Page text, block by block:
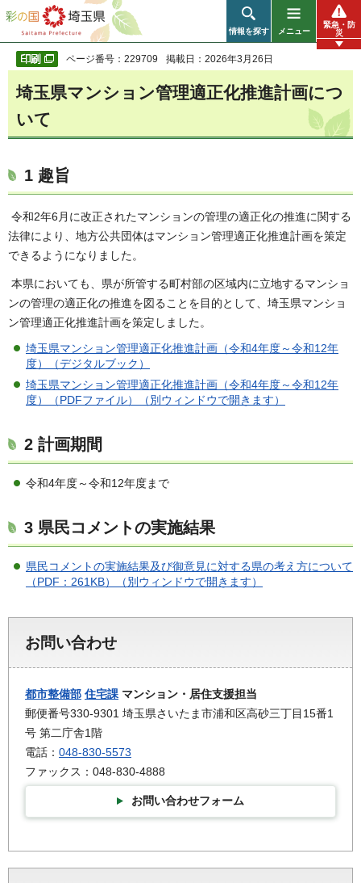
彩の国 埼玉県
情報を探す メニュー
緊急・防
災
ページ番号：229709 掲載日：2026年3月26日
埼玉県マンション管理適正化推進計画につ
いて
1 趣旨
令和2年6月に改正されたマンションの管理の適正化の推進に関する
法律により、地方公共団体はマンション管理適正化推進計画を策定
できるようになりました。
本県においても、県が所管する町村部の区域内に立地するマンショ
ンの管理の適正化の推進を図ることを目的として、埼玉県マンショ
ン管理適正化推進計画を策定しました。
埼玉県マンション管理適正化推進計画（令和4年度～令和12年
度）（デジタルブック）
埼玉県マンション管理適正化推進計画（令和4年度～令和12年
度）（PDFファイル）（別ウィンドウで開きます）
2 計画期間
令和4年度～令和12年度まで
3 県民コメントの実施結果
県民コメントの実施結果及び御意見に対する県の考え方について
（PDF：261KB）（別ウィンドウで開きます）
お問い合わせ
都市整備部 住宅課 マンション・居住支援担当
郵便番号330-9301 埼玉県さいたま市浦和区高砂三丁目15番1
号 第二庁舎1階
電話： 048-830-5573
ファックス：048-830-4888
お問い合わせフォーム